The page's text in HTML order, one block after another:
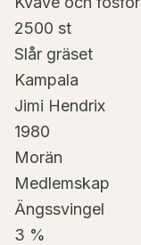
2500 st
Slår gräset
Kampala
Jimi Hendrix
1980
Morän
Medlemskap
Ängssvingel
3 %